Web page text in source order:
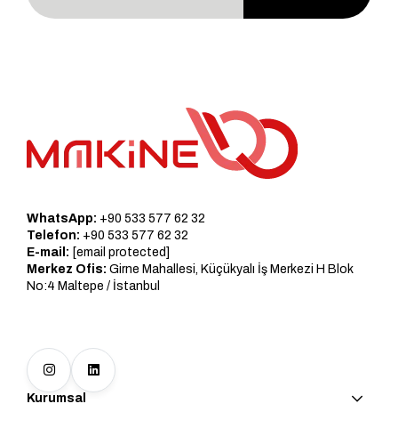
WhatsApp: +90 533 577 62 32
Telefon: +90 533 577 62 32
E-mail: [email protected]
Merkez Ofis: Girne Mahallesi, Küçükyalı İş Merkezi H Blok
No:4 Maltepe / İstanbul
Kurumsal